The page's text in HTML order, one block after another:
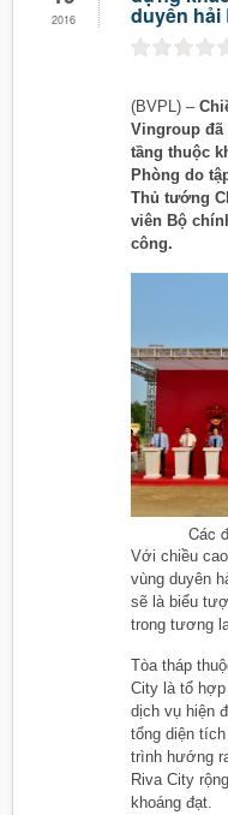
2016 duyên hải
(BVPL) –
Vingroup đã
tầng thuộc
Phòng do
Thủ tướng
viên Bộ
công.
Các
Với chiều
vùng duyên
sẽ là biểu
trong tương
Tòa tháp
City là tổ
dịch vụ hiện
tổng diện
trình hướng
Riva City
khoáng đạt.